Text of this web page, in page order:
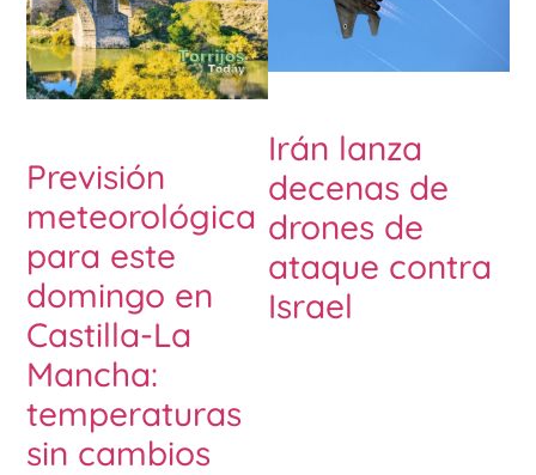
Previsión
meteorológica
para este
domingo en
Castilla-La
Mancha:
temperaturas
sin cambios
Irán lanza
decenas de
drones de
ataque contra
Israel